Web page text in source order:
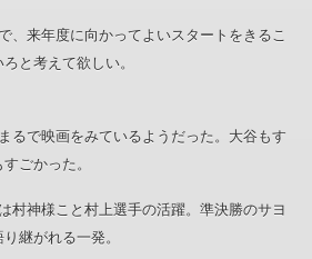
、来年度に向かってよいスタートをきるこ
と考えて欲しい。
るで映画をみているようだった。大谷もす
ごかった。
村神様こと村上選手の活躍。準決勝のサヨ
継がれる一発。